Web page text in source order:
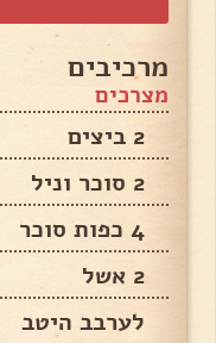
מרכיבים
מצרכים
2 ביצים
2 סוכר וניל
4 כפות סוכר
2 אשל
לערבב היטב